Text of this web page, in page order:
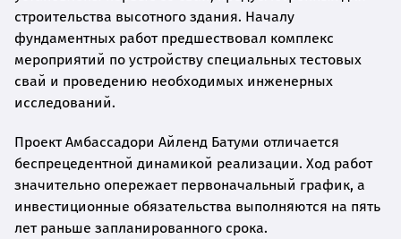
строительства высотного здания. Началу
фундаментных работ предшествовал комплекс
мероприятий по устройству специальных тестовых
свай и проведению необходимых инженерных
исследований.
Проект Амбассадори Айленд Батуми отличается
беспрецедентной динамикой реализации. Ход работ
значительно опережает первоначальный график, а
инвестиционные обязательства выполняются на пять
лет раньше запланированного срока.